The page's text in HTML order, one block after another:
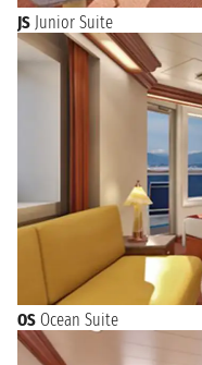
JS Junior Suite
OS Ocean Suite